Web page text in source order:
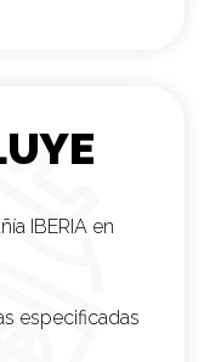
IBERIA en
especificadas